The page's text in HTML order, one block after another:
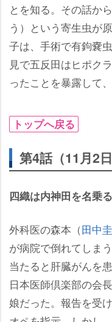
とを知る。その話か
う）という寄生虫が
子は、手術で有鉤嚢
見で五反田はヒポク
ったことを暴露して
トップへ戻る
第4話（11月2日
四織は内神田を名乗
外科医の森本（田中圭
が病院で倒れてしま
当たると肝臓がんを
日本医師倶楽部の会
娘だった。報告を受